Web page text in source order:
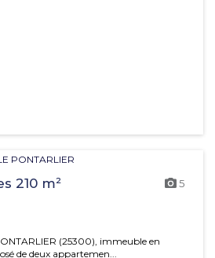
210 m² 5
(25300), immeuble en
de deux appartemen...